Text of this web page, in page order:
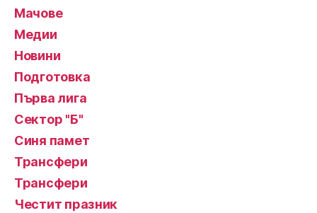
Мачове
Медии
Новини
Подготовка
Първа лига
Сектор "Б"
Синя памет
Трансфери
Трансфери
Честит празник